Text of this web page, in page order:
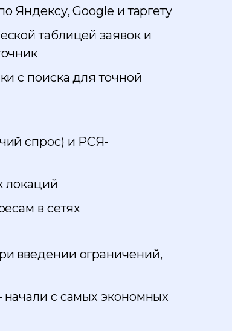
Яндексу, Google и таргету
таблицей заявок и
с поиска для точной
спрос) и РСЯ-
локаций
в сетях
введении ограничений,
начали с самых экономных